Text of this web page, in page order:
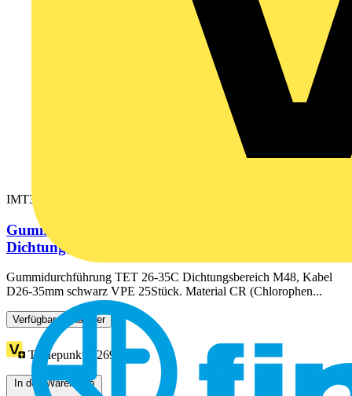
IMT37318
Gummidurchführung TET 26-35C
Dichtungsbereich M48, Kabel D26-35mm schwarz...
Gummidurchführung TET 26-35C Dichtungsbereich M48, Kabel
D26-35mm schwarz VPE 25Stück. Material CR (Chlorophen...
Verfügbar: 1 Händler
Treuepunkte: 269
In den Warenkorb